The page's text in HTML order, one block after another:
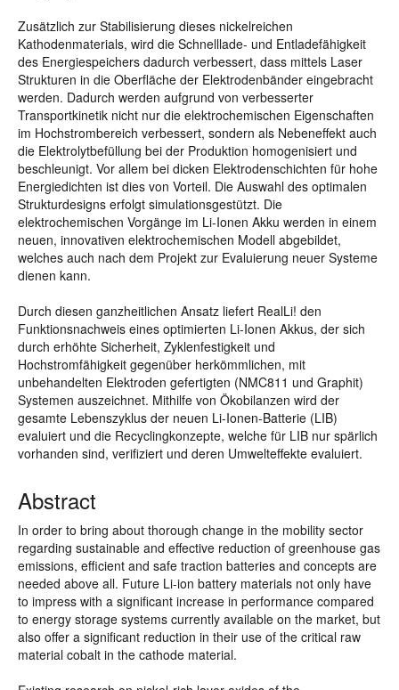
Zusätzlich zur Stabilisierung dieses nickelreichen
Kathodenmaterials, wird die Schnelllade- und Entladefähigkeit
des Energiespeichers dadurch verbessert, dass mittels Laser
Strukturen in die Oberfläche der Elektrodenbänder eingebracht
werden. Dadurch werden aufgrund von verbesserter
Transportkinetik nicht nur die elektrochemischen Eigenschaften
im Hochstrombereich verbessert, sondern als Nebeneffekt auch
die Elektrolytbefüllung bei der Produktion homogenisiert und
beschleunigt. Vor allem bei dicken Elektrodenschichten für hohe
Energiedichten ist dies von Vorteil. Die Auswahl des optimalen
Strukturdesigns erfolgt simulationsgestützt. Die
elektrochemischen Vorgänge im Li-Ionen Akku werden in einem
neuen, innovativen elektrochemischen Modell abgebildet,
welches auch nach dem Projekt zur Evaluierung neuer Systeme
dienen kann.
Durch diesen ganzheitlichen Ansatz liefert RealLi! den
Funktionsnachweis eines optimierten Li-Ionen Akkus, der sich
durch erhöhte Sicherheit, Zyklenfestigkeit und
Hochstromfähigkeit gegenüber herkömmlichen, mit
unbehandelten Elektroden gefertigten (NMC811 und Graphit)
Systemen auszeichnet. Mithilfe von Ökobilanzen wird der
gesamte Lebenszyklus der neuen Li-Ionen-Batterie (LIB)
evaluiert und die Recyclingkonzepte, welche für LIB nur spärlich
vorhanden sind, verifiziert und deren Umwelteffekte evaluiert.
Abstract
In order to bring about thorough change in the mobility sector
regarding sustainable and effective reduction of greenhouse gas
emissions, efficient and safe traction batteries and concepts are
needed above all. Future Li-ion battery materials not only have
to impress with a significant increase in performance compared
to energy storage systems currently available on the market, but
also offer a significant reduction in their use of the critical raw
material cobalt in the cathode material.